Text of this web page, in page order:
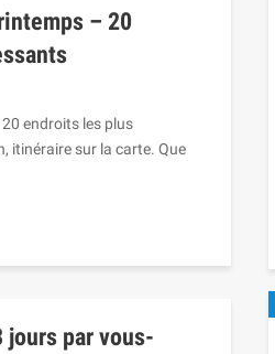
– 20
endroits les plus
itinéraire sur la carte. Que
jours par vous-